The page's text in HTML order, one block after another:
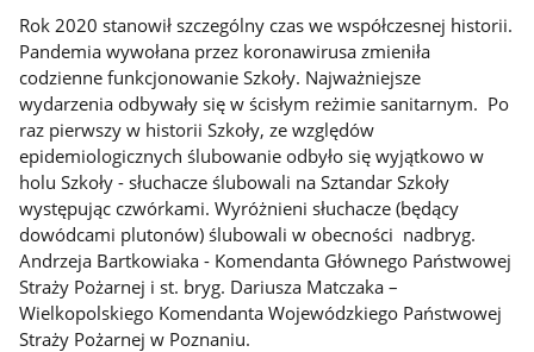
Rok 2020 stanowił szczególny czas we współczesnej historii.
Pandemia wywołana przez koronawirusa zmieniła
codzienne funkcjonowanie Szkoły. Najważniejsze
wydarzenia odbywały się w ścisłym reżimie sanitarnym. Po
raz pierwszy w historii Szkoły, ze względów
epidemiologicznych ślubowanie odbyło się wyjątkowo w
holu Szkoły - słuchacze ślubowali na Sztandar Szkoły
występując czwórkami. Wyróżnieni słuchacze (będący
dowódcami plutonów) ślubowali w obecności nadbryg.
Andrzeja Bartkowiaka - Komendanta Głównego Państwowej
Straży Pożarnej i st. bryg. Dariusza Matczaka –
Wielkopolskiego Komendanta Wojewódzkiego Państwowej
Straży Pożarnej w Poznaniu.